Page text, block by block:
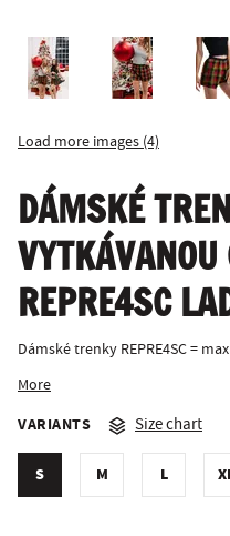
Load more images (4)
DÁMSKÉ
VYTKÁVANOU
REPRE4SC
Dámské trenky REPRE4SC =
More
VARIANTS Size chart
S M L